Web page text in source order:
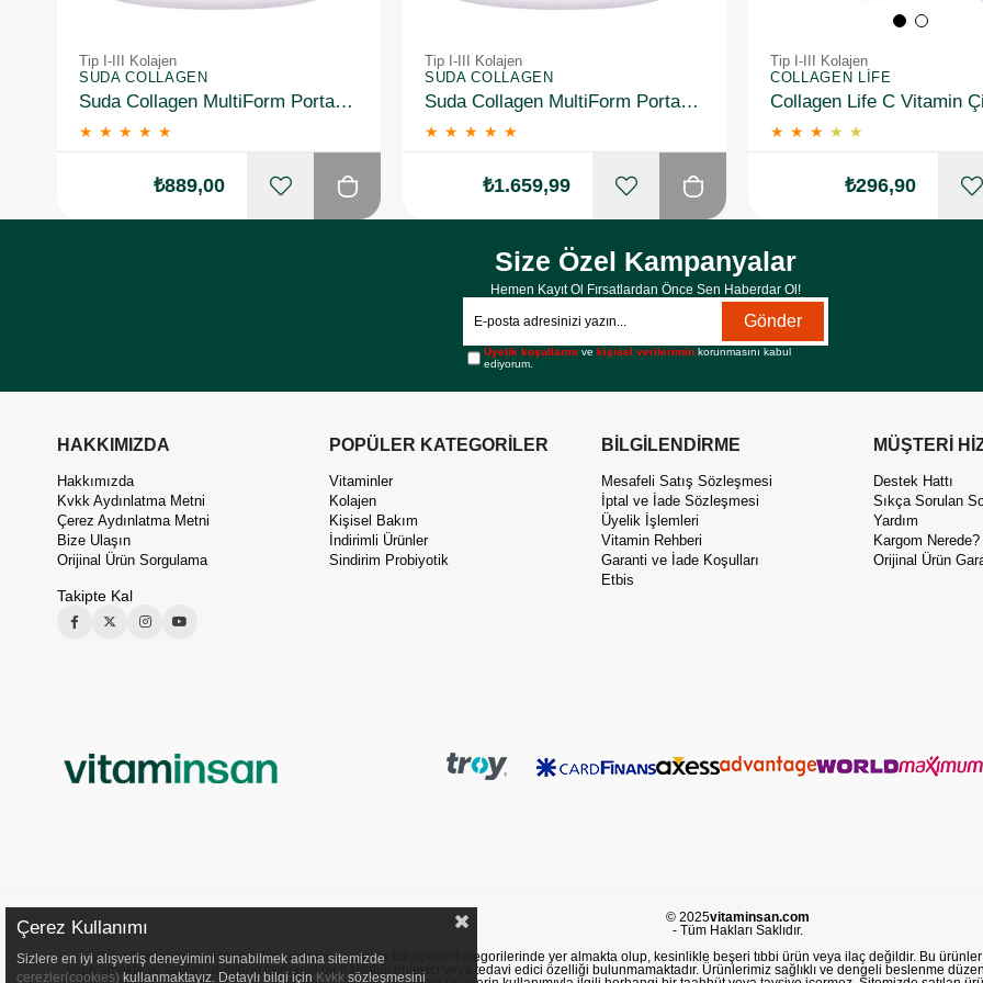
Tip I-III Kolajen
SUDA COLLAGEN
Suda Collagen MultiForm Portakal Aromalı Takviye Edici Gıda 360 g
★ ★ ★ ★ ★
₺889,00
Tip I-III Kolajen
SUDA COLLAGEN
Suda Collagen MultiForm Portakal Aromalı Takviye Edici Gıda 360 g 2 Adet
★ ★ ★ ★ ★
₺1.659,99
Tip I-III Kolajen
COLLAGEN LIFE
★ ★ ★ ★ ★
₺296,90
Size Özel Kampanyalar
Hemen Kayıt Ol Fırsatlardan Önce Sen Haberdar Ol!
Gönder
Üyelik koşullarını vekişisel verilerimin korunmasını kabul
ediyorum.
HAKKIMIZDA
Hakkımızda
Kvkk Aydınlatma Metni
Çerez Aydınlatma Metni
Bize Ulaşın
Orijinal Ürün Sorgulama
Takipte Kal
POPÜLER KATEGORİLER
Vitaminler
Kolajen
Kişisel Bakım
İndirimli Ürünler
Sindirim Probiyotik
BİLGİLENDİRME
Mesafeli Satış Sözleşmesi
İptal ve İade Sözleşmesi
Üyelik İşlemleri
Vitamin Rehberi
Garanti ve İade Koşulları
Etbis
MÜŞTERİ
Destek Hattı
Sıkça Sorulan
Yardım
Kargom Nerede?
Orijinal Ürün
© 2025vitaminsan.com
- Tüm Hakları Saklıdır.
Web sitemizde sunulan ürünler, vitaminler ve gıda takviyeleri kategorilerinde yer almakta olup, kesinlikle beşeri tıbbi ürün veya ilaç değildir. Bu ürünler
yapmamakta ve satılan ürünlerin herhangi bir hastalığı önleyici veya tedavi edici özelliği bulunmamaktadır. Ürünlerimiz sağlıklı ve dengeli beslenme
Çerez Kullanımı
Sizlere en iyi alışveriş deneyimini sunabilmek adına sitemizde
çerezler(cookies) kullanmaktayız. Detaylı bilgi için Kvkk sözleşmesini